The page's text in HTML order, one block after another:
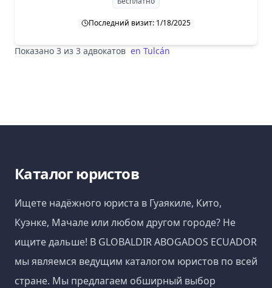
Последний визит: 1/18/2025
Показано 3 из 3 адвокатов en Tulcán
Каталог юристов
Ищете надёжного юриста в Гуаякиле, Кито,
Куэнке, Мачале или любом другом городе? Не
ищите дальше! В GLOBALDIR ABOGADOS ECUADOR
мы являемся ведущим каталогом юристов по всей
стране. Мы предлагаем обширный выбор